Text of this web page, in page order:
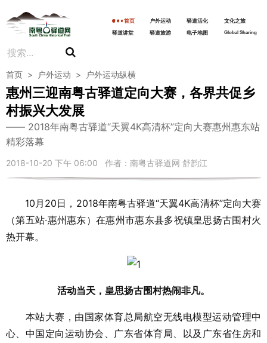
首页 户外运动 驿道活化
文化之旅
驿道讲堂
驿道旅游 电子地图 Global Sharing
首页 > 户外运动 > 户外运动纵横
惠州三迎南粤古驿道定向大赛，各界共促乡
村振兴大发展
2018年南粤古驿道“天翼4K高清杯”定向大赛惠州惠东站
精彩落幕
2018-10-20 下午 06:00 作者：南粤古驿道网 舒韵江
10月20日，2018年南粤古驿道“天翼4K高清杯”定向大赛
（第五站·惠州惠东）在惠州市惠东县多祝镇皇思扬古围村火
热开幕。
活动当天，皇思扬古围村热闹非凡。
本站大赛，由国家体育总局航空无线电模型运动管理中
心、中国定向运动协会、广东省体育局、以及广东省住房和